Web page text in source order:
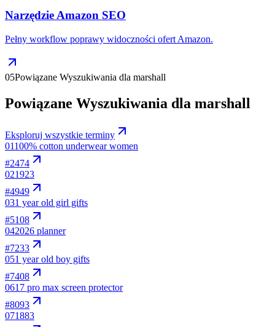
Narzędzie Amazon SEO
Pełny workflow poprawy widoczności ofert Amazon.
05Powiązane Wyszukiwania dla marshall
Powiązane Wyszukiwania dla marshall
Eksploruj wszystkie terminy
01100% cotton underwear women
#2474
021923
#4949
031 year old girl gifts
#5108
042026 planner
#7233
051 year old boy gifts
#7408
0617 pro max screen protector
#8093
071883